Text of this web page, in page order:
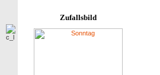
Zufallsbild